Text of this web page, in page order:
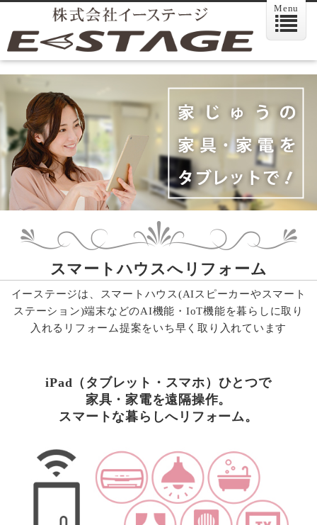
スマートハウスへリフォーム
イーステージは、スマートハウス(AIスピーカーやスマート
ステーション)端末などのAI機能・IoT機能を暮らしに取り
入れるリフォーム提案をいち早く取り入れています
iPad（タブレット・スマホ）ひとつで
家具・家電を遠隔操作。
スマートな暮らしへリフォーム。
Menu